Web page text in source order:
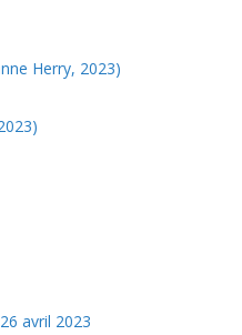
Herry, 2023)
avril 2023